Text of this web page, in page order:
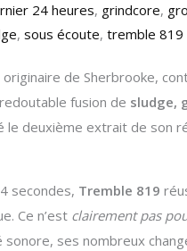
24 heures, grindcore,
, sous écoute, tremble 819
originaire de Sherbrooke,
fusion de sludge,
le deuxième extrait de son
secondes, Tremble 819
Ce n’est clairement pas
sonore, ses nombreux